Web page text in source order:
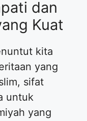
dan
Kuat
kita
yang
sifat
untuk
yang